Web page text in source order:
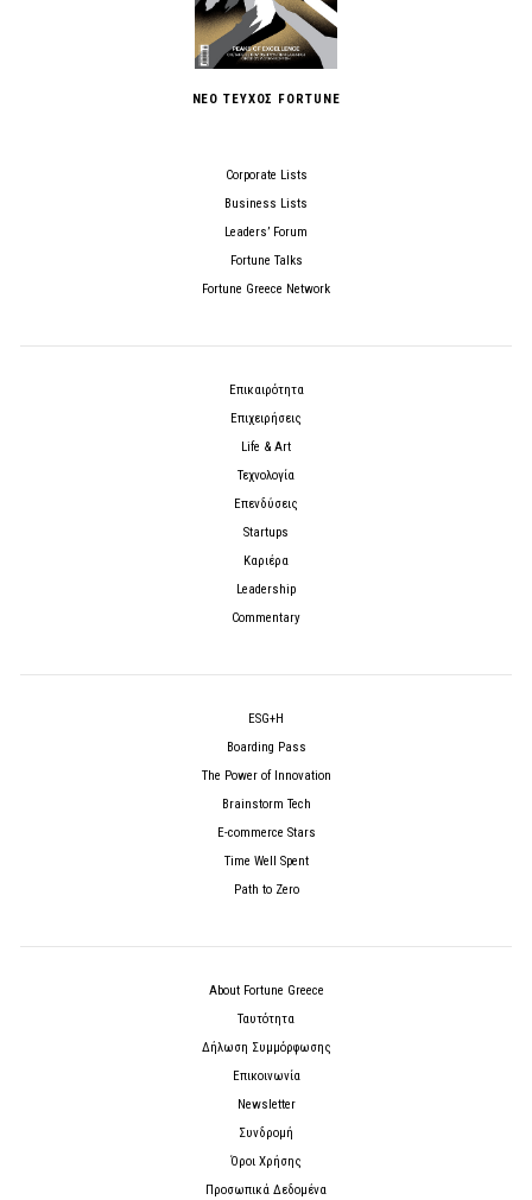
ΝΕΟ ΤΕΥΧΟΣ FORTUNE
Corporate Lists
Business Lists
Leaders’ Forum
Fortune Talks
Fortune Greece Network
Επικαιρότητα
Επιχειρήσεις
Life & Art
Τεχνολογία
Επενδύσεις
Startups
Καριέρα
Leadership
Commentary
ESG+H
Boarding Pass
The Power of Innovation
Brainstorm Tech
E-commerce Stars
Time Well Spent
Path to Zero
About Fortune Greece
Ταυτότητα
Δήλωση Συμμόρφωσης
Επικοινωνία
Newsletter
Συνδρομή
Όροι Χρήσης
Προσωπικά Δεδομένα